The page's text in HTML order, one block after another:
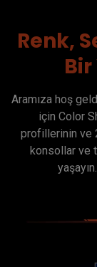
Renk,
Aramıza hoş
için Color
profillerinin ve
konsollar ve